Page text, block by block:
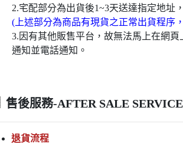
2.宅配部分為出貨後1~3天送達指定地址
(上述部分為商品有現貨之正常出貨程序
3.因有其他販售平台，故無法馬上在網
通知並電話通知。
售後服務-AFTER SALE SERVICE
退貨流程